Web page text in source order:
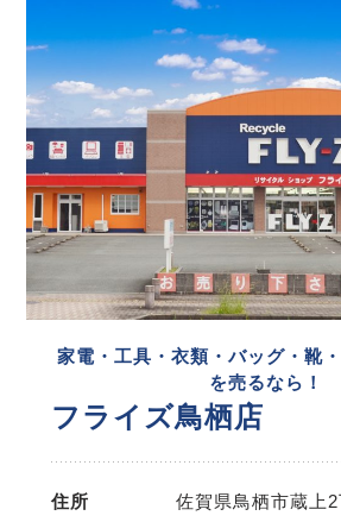
家電・工具・衣類・バッグ・靴
を売るなら！
フライズ鳥栖店
住所
佐賀県鳥栖市蔵上